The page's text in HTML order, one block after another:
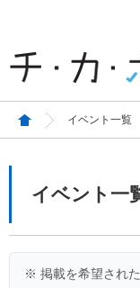
イベント一覧
イベント一
※ 掲載を希望され